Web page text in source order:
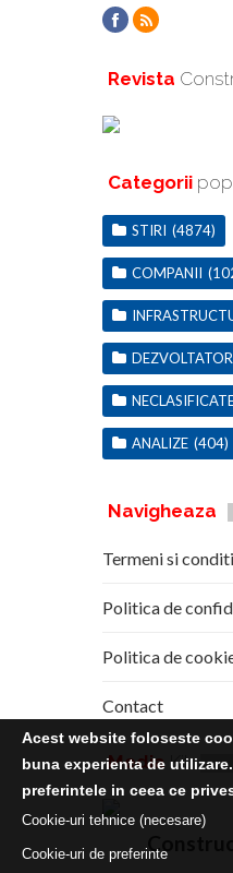
Revista
Categorii
STIRI (4874)
COMPANII
ANALIZE (404)
Navigheaza
Termeni si
Politica de
Politica de
Contact
Media Kit
Acest website foloseste
buna experienta de
preferintele in ceea ce
Cookie-uri tehnice (necesare)
Cookie-uri de preferinte